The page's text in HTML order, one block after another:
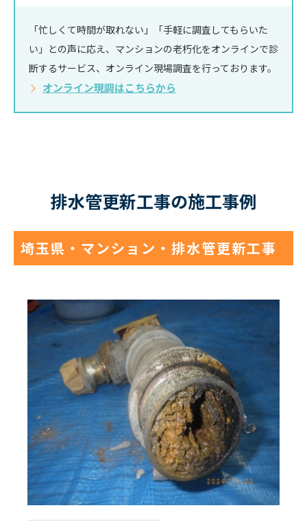
「忙しくて時間が取れない」「手軽に調査してもらいた
い」との声に応え、マンションの老朽化をオンラインで診
断するサービス、オンライン現場調査を行っております。
オンライン現調はこちらから
排水管更新工事の施工事例
埼玉県・マンション・排水管更新工事